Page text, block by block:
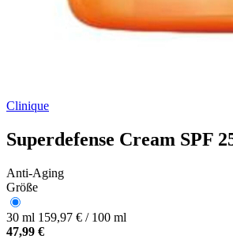
Clinique
Superdefense Cream SPF
Anti-Aging
Größe
30 ml 159,97 € / 100 ml
47,99 €